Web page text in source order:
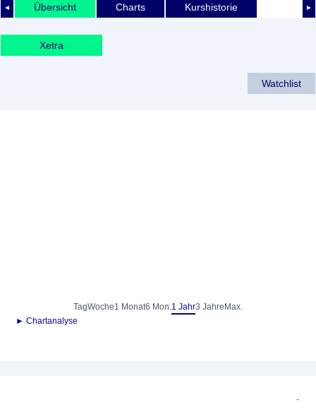
◄ ►
Übersicht Charts Kurshistorie
Xetra
Watchlist
TagWoche1 Monat6 Mon.1 Jahr3 Jahre Max.
► Chartanalyse
-